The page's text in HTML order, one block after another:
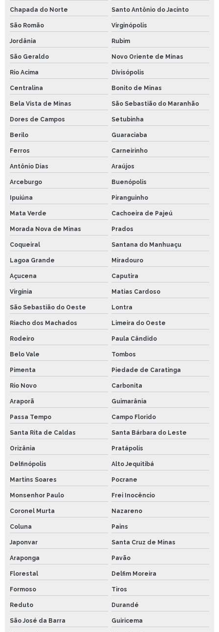
Chapada do Norte Santo Antônio do Jacinto
São Romão Virginópolis
Jordânia Rubim
São Geraldo Novo Oriente de Minas
Rio Acima Divisópolis
Centralina Bonito de Minas
Bela Vista de Minas São Sebastião do Maranhão
Dores de Campos Setubinha
Berilo Guaraciaba
Ferros Carneirinho
Antônio Dias Araújos
Arceburgo Buenópolis
Ipuiúna Piranguinho
Mata Verde Cachoeira de Pajeú
Morada Nova de Minas Prados
Coqueiral Santana do Manhuaçu
Lagoa Grande Miradouro
Açucena Caputira
Virgínia Matias Cardoso
São Sebastião do Oeste Lontra
Riacho dos Machados Limeira do Oeste
Rodeiro Paula Cândido
Belo Vale Tombos
Pimenta Piedade de Caratinga
Rio Novo Carbonita
Araporã Guimarânia
Passa Tempo Campo Florido
Santa Rita de Caldas Santa Bárbara do Leste
Orizânia Pratápolis
Delfinópolis Alto Jequitibá
Martins Soares Pocrane
Monsenhor Paulo Frei Inocêncio
Coronel Murta Nazareno
Coluna Pains
Japonvar Santa Cruz de Minas
Araponga Pavão
Florestal Delfim Moreira
Formoso Tiros
Reduto Durandé
São José da Barra Guiricema